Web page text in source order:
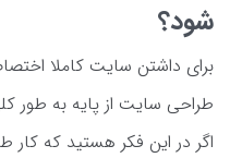
شود؟
برای داشتن سایت کاملا
طراحی سایت از پایه به طور
اگر در این فکر هستید که